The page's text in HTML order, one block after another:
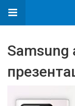
Samsung